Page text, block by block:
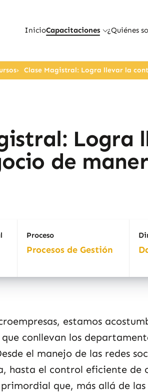
InicioCapacitaciones ¿Quiénes
Clase Magistral: Logra llevar la
de
Proceso
Procesos de Gestión
estamos
conllevan los
el manejo de las redes
hasta el control eficiente de
que, más allá de las